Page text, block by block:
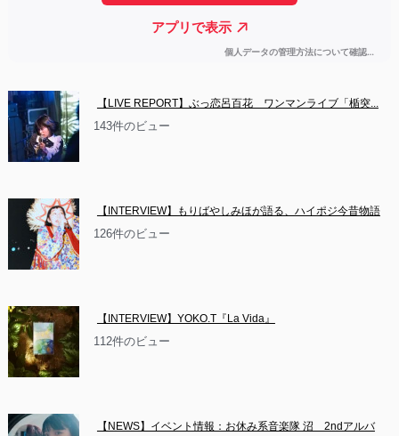
【LIVE REPORT】ぶっ恋呂百花　ワンマンライブ「楯突...
143件のビュー
【INTERVIEW】もりばやしみほが語る、ハイポジ今昔物語
126件のビュー
【INTERVIEW】YOKO.T『La Vida』
112件のビュー
【NEWS】イベント情報：お休み系音楽隊 沼　2ndアルバ